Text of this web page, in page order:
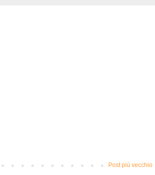
Post più vecchio